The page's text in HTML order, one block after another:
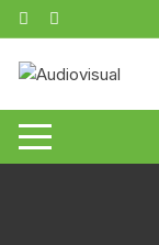
Zum
Inhalt
springen